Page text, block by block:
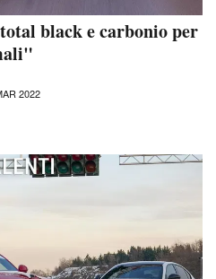
black e carbonio per
2022